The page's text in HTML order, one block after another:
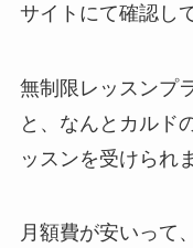
サイトにて確認し
無制限レッスンプ
と、なんと カルド
ッスンを受けられ
月額費が安いって